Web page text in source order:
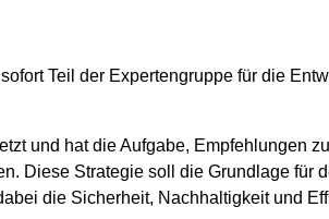
Teil der Expertengruppe für die
und hat die Aufgabe, Empfehlungen
Diese Strategie soll die Grundlage für
die Sicherheit, Nachhaltigkeit und